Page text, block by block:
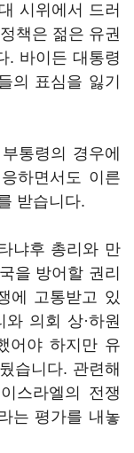
시위에서 드러
책은 젊은 유권
. 바이든 대통령
의 표심을 잃기
통령의 경우에
하면서도 이른
받습니다.
냐후 총리와 만
을 방어할 권리
에 고통받고 있
의회 상·하원
어야 하지만 유
습니다. 관련해
스라엘의 전쟁
는 평가를 내놓